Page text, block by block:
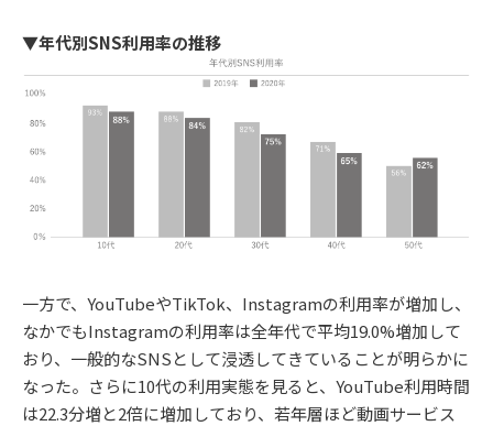
▼年代別SNS利用率の推移
一方で、YouTubeやTikTok、Instagramの利用率が増加し、
なかでもInstagramの利用率は全年代で平均19.0%増加して
おり、一般的なSNSとして浸透してきていることが明らかに
なった。さらに10代の利用実態を見ると、YouTube利用時間
は22.3分増と2倍に増加しており、若年層ほど動画サービス